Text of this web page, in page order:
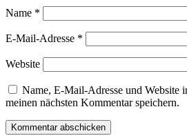
Name *
E-Mail-Adresse *
Website
Name, E-Mail-Adresse und Website
meinen nächsten Kommentar speichern.